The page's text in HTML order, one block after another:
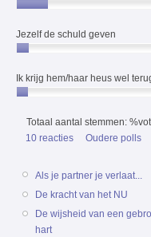
Jezelf de schuld geven
Ik krijg hem/haar heus wel
Totaal aantal stemmen:
10 reacties
Oudere polls
Als je partner je verlaat...
De kracht van het NU
De wijsheid van een
hart